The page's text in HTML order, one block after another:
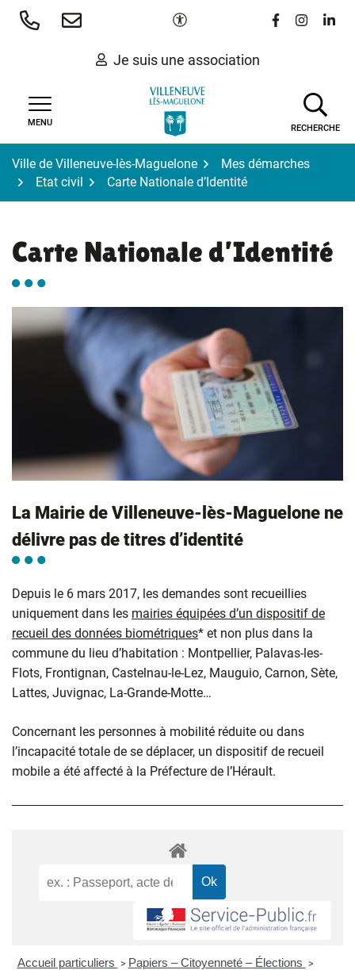
Aller
Paramètres d'accessibilité
Lien vers le
Lien vers
Lien
Je suis une association
MENU
RECHERCHE
Ville de Villeneuve-lès-Maguelone
Mes démarches
Etat civil
Carte Nationale d’Identité
Carte Nationale d’Identité
La Mairie de Villeneuve-lès-Maguelone ne
délivre pas de titres d’identité
Depuis le 6 mars 2017, les demandes sont recueillies
uniquement dans les mairies équipées d’un dispositif de
recueil des données biométriques* et non plus dans la
commune du lieu d’habitation : Montpellier, Palavas-les-
Flots, Frontignan, Castelnau-le-Lez, Mauguio, Carnon, Sète,
Lattes, Juvignac, La-Grande-Motte…
Concernant les personnes à mobilité réduite ou dans
l’incapacité totale de se déplacer, un dispositif de recueil
mobile a été affecté à la Préfecture de l’Hérault.
Accueil particuliers > Papiers – Citoyenneté – Élections >